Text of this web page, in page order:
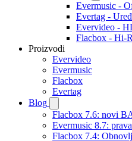
Evermusic -
Evertag -
Evervideo -
Flacbox - Hi-
Proizvodi
Evervideo
Evermusic
Flacbox
Evertag
Blog
Flacbox 7.6: novi
Evermusic 8.7:
Flacbox 7.4: